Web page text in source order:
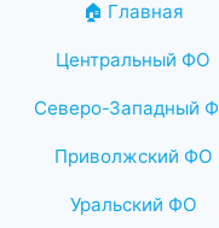
🏠 Главная
Центральный ФО
Северо-Западный
Приволжский ФО
Уральский ФО